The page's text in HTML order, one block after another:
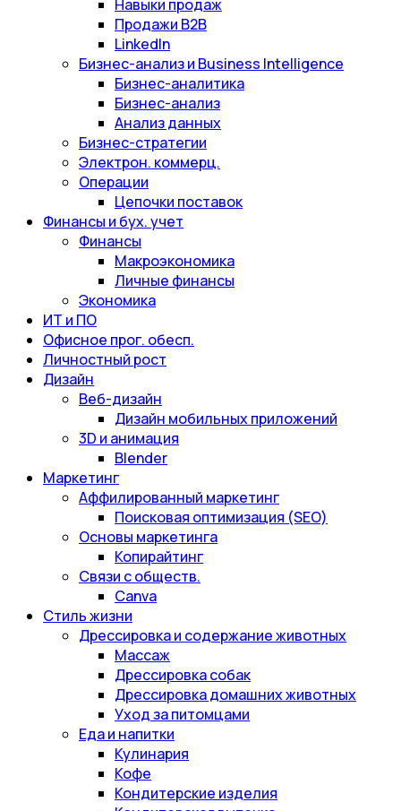
Навыки продаж
Продажи B2B
LinkedIn
Бизнес-анализ и Business Intelligence
Бизнес-аналитика
Бизнес-анализ
Анализ данных
Бизнес-стратегии
Электрон. коммерц.
Операции
Цепочки поставок
Финансы и бух. учет
Финансы
Макроэкономика
Личные финансы
Экономика
ИТ и ПО
Офисное прог. обесп.
Личностный рост
Дизайн
Веб-дизайн
Дизайн мобильных приложений
3D и анимация
Blender
Маркетинг
Аффилированный маркетинг
Поисковая оптимизация (SEO)
Основы маркетинга
Копирайтинг
Связи с обществ.
Canva
Стиль жизни
Дрессировка и содержание животных
Массаж
Дрессировка собак
Дрессировка домашних животных
Уход за питомцами
Еда и напитки
Кулинария
Кофе
Кондитерские изделия